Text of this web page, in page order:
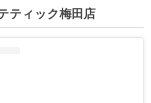
ティック梅田店